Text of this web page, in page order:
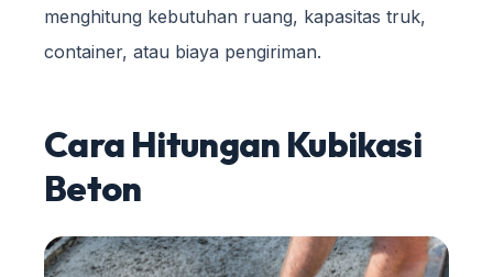
menghitung kebutuhan ruang, kapasitas truk,
container, atau biaya pengiriman.
Cara Hitungan Kubikasi
Beton